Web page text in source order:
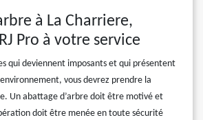
à La Charriere,
Pro à votre service
qui deviennent imposants et qui présentent
vous devrez prendre la
Un abattage d’arbre doit être motivé et
doit être menée en toute sécurité